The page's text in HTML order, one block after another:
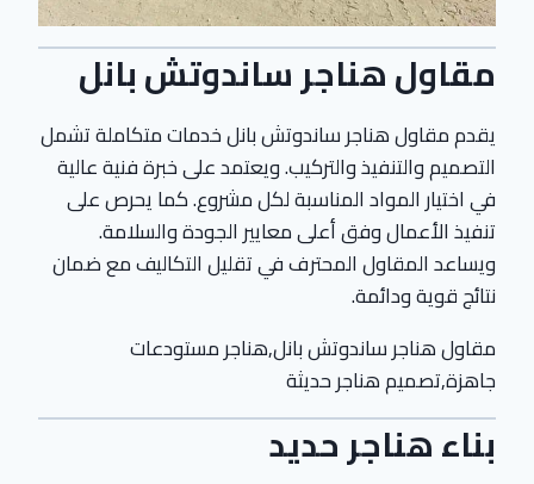
مقاول هناجر ساندوتش بانل
يقدم مقاول هناجر ساندوتش بانل خدمات متكاملة تشمل
التصميم والتنفيذ والتركيب. ويعتمد على خبرة فنية عالية
في اختيار المواد المناسبة لكل مشروع. كما يحرص على
تنفيذ الأعمال وفق أعلى معايير الجودة والسلامة.
ويساعد المقاول المحترف في تقليل التكاليف مع ضمان
نتائج قوية ودائمة.
مقاول هناجر ساندوتش بانل,هناجر مستودعات
جاهزة,تصميم هناجر حديثة
بناء هناجر حديد